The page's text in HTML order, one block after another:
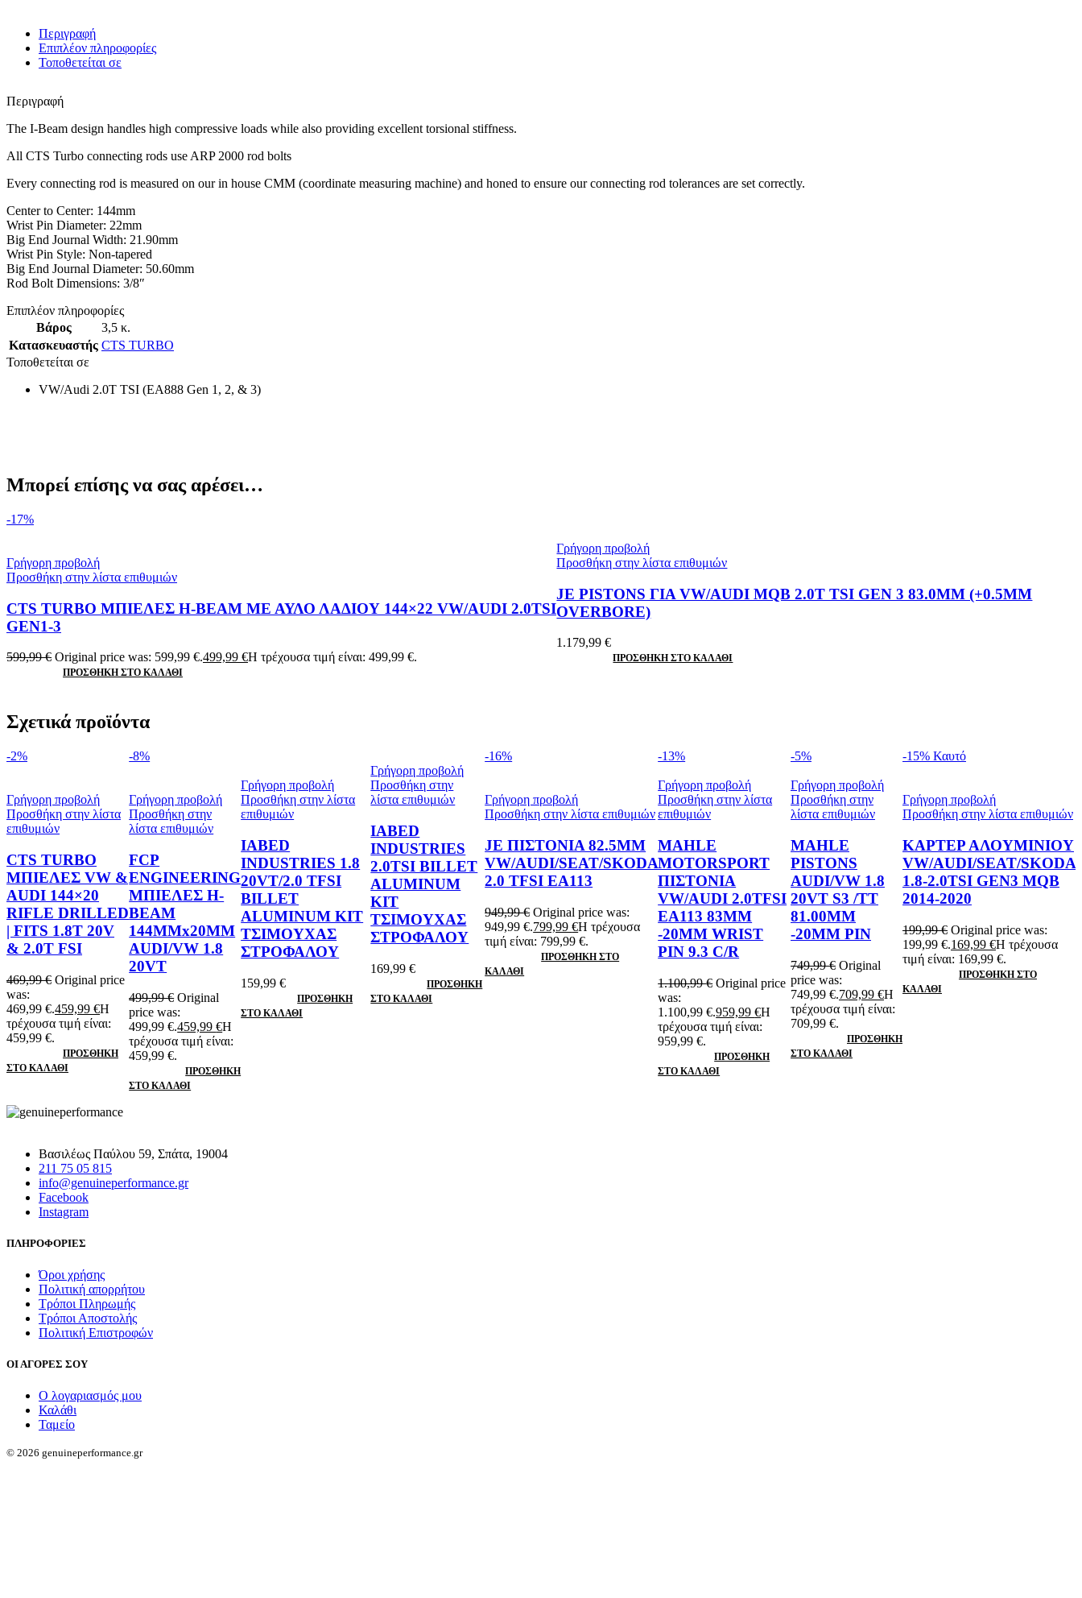
Περιγραφή
Επιπλέον πληροφορίες
Τοποθετείται σε
Περιγραφή
The I-Beam design handles high compressive loads while also providing excellent torsional stiffness.
All CTS Turbo connecting rods use ARP 2000 rod bolts
Every connecting rod is measured on our in house CMM (coordinate measuring machine) and honed to ensure our connecting rod tolerances are set correctly.
Center to Center: 144mm
Wrist Pin Diameter: 22mm
Big End Journal Width: 21.90mm
Wrist Pin Style: Non-tapered
Big End Journal Diameter: 50.60mm
Rod Bolt Dimensions: 3/8″
Επιπλέον πληροφορίες
Βάρος
3,5 κ.
Κατασκευαστής CTS TURBO
Τοποθετείται σε
VW/Audi 2.0T TSI (EA888 Gen 1, 2, & 3)
Μπορεί επίσης να σας αρέσει…
-17%
Γρήγορη προβολή
Προσθήκη στην λίστα επιθυμιών
CTS TURBO ΜΠΙΕΛΕΣ H-BEAM ΜΕ ΑΥΛΟ ΛΑΔΙΟΥ 144×22 VW/AUDI 2.0TSI
GEN1-3
599,99€ Original price was: 599,99 €.499,99 €Η τρέχουσα τιμή είναι: 499,99 €.
ΠΡΟΣΘΉΚΗ ΣΤΟ ΚΑΛΆΘΙ
Γρήγορη προβολή
Προσθήκη στην λίστα επιθυμιών
JE PISTONS ΓΙΑ VW/AUDI MQB 2.0T TSI GEN 3 83.0MM (+0.5MM
OVERBORE)
1.179,99€
ΠΡΟΣΘΉΚΗ ΣΤΟ ΚΑΛΆΘΙ
Σχετικά προϊόντα
-2%
Γρήγορη προβολή
Προσθήκη στην λίστα
επιθυμιών
CTS TURBO
ΜΠΙΕΛΕΣ VW &
AUDI 144×20
RIFLE DRILLED
| FITS 1.8T 20V
& 2.0T FSI
469,99€ Original price
was:
469,99 €.459,99 €Η
τρέχουσα τιμή είναι:
459,99 €.
ΠΡΟΣΘΉΚΗ
ΣΤΟ ΚΑΛΆΘΙ
-8%
Γρήγορη προβολή
Προσθήκη στην
λίστα επιθυμιών
FCP
ENGINEERING
ΜΠΙΕΛΕΣ H-
BEAM
144MMx20MM
AUDI/VW 1.8
20VT
499,99€ Original
price was:
499,99 €.459,99€Η
τρέχουσα τιμή είναι:
459,99 €.
ΠΡΟΣΘΉΚΗ
ΣΤΟ ΚΑΛΆΘΙ
Γρήγορη προβολή
Προσθήκη στην λίστα
επιθυμιών
IABED
INDUSTRIES 1.8
20VT/2.0 TFSI
BILLET
ALUMINUM KIT
ΤΣΙΜΟΥΧΑΣ
ΣΤΡΟΦΑΛΟΥ
159,99€
ΠΡΟΣΘΉΚΗ
ΣΤΟ ΚΑΛΆΘΙ
Γρήγορη προβολή
Προσθήκη στην
λίστα επιθυμιών
IABED
INDUSTRIES
2.0TSI BILLET
ALUMINUM
KIT
ΤΣΙΜΟΥΧΑΣ
ΣΤΡΟΦΑΛΟΥ
169,99€
ΠΡΟΣΘΉΚΗ
ΣΤΟ ΚΑΛΆΘΙ
-16%
Γρήγορη προβολή
Προσθήκη στην λίστα επιθυμιών
JE ΠΙΣΤΟΝΙΑ 82.5MM
VW/AUDI/SEAT/SKODA
2.0 TFSI EA113
949,99€ Original price was:
949,99 €.799,99€Η τρέχουσα
τιμή είναι: 799,99 €.
ΠΡΟΣΘΉΚΗ ΣΤΟ
ΚΑΛΆΘΙ
-13%
Γρήγορη προβολή
Προσθήκη στην λίστα
επιθυμιών
MAHLE
MOTORSPORT
ΠΙΣΤΟΝΙΑ
VW/AUDI 2.0TFSI
EA113 83MM
-20MM WRIST
PIN 9.3 C/R
1.100,99€ Original price
was:
1.100,99 €.959,99€Η
τρέχουσα τιμή είναι:
959,99 €.
ΠΡΟΣΘΉΚΗ
ΣΤΟ ΚΑΛΆΘΙ
-5%
Γρήγορη προβολή
Προσθήκη στην
λίστα επιθυμιών
MAHLE
PISTONS
AUDI/VW 1.8
20VT S3 /TT
81.00ΜΜ
-20MM PIN
749,99€ Original
price was:
749,99 €.709,99 €Η
τρέχουσα τιμή είναι:
709,99 €.
ΠΡΟΣΘΉΚΗ
ΣΤΟ ΚΑΛΆΘΙ
-15% Καυτό
Γρήγορη προβολή
Προσθήκη στην λίστα επιθυμιών
ΚΑΡΤΕΡ ΑΛΟΥΜΙΝΙΟΥ
VW/AUDI/SEAT/SKODA
1.8-2.0TSI GEN3 MQB
2014-2020
199,99€ Original price was:
199,99 €.169,99 €Η τρέχουσα
τιμή είναι: 169,99 €.
ΠΡΟΣΘΉΚΗ ΣΤΟ
ΚΑΛΆΘΙ
Βασιλέως Παύλου 59, Σπάτα, 19004
211 75 05 815
info@genuineperformance.gr
Facebook
Instagram
ΠΛΗΡΟΦΟΡΙΕΣ
Όροι χρήσης
Πολιτική απορρήτου
Τρόποι Πληρωμής
Τρόποι Αποστολής
Πολιτική Επιστροφών
ΟΙ ΑΓΟΡΕΣ ΣΟΥ
Ο λογαριασμός μου
Καλάθι
Ταμείο
© 2026 genuineperformance.gr